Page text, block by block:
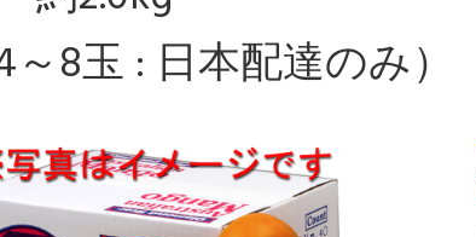
～8玉 : 日本配達のみ）